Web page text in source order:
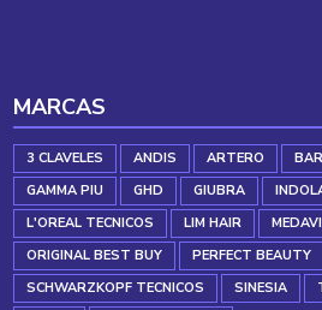
MARCAS
3 CLAVELES ANDIS ARTERO
GAMMA PIU
GHD GIUBRA
L'OREAL TECNICOS
LIM HAIR
ORIGINAL BEST BUY
PERFECT BEAUTY
SCHWARZKOPF TECNICOS
SINESIA